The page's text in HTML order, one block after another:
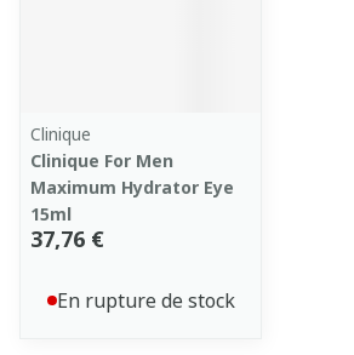
Clinique
Clinique For Men
Maximum Hydrator Eye
15ml
37,76 €
En rupture de stock